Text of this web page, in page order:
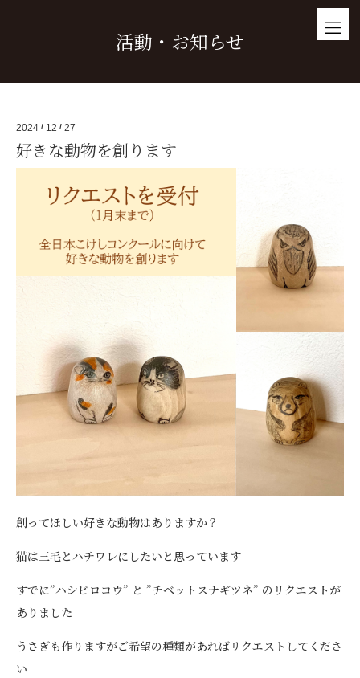
活動・お知らせ
2024 / 12 / 27
好きな動物を創ります
創ってほしい好きな動物はありますか？
猫は三毛とハチワレにしたいと思っています
すでに”ハシビロコウ” と ”チベットスナギツネ” のリクエストが
ありました
うさぎも作りますがご希望の種類があればリクエストしてくださ
い